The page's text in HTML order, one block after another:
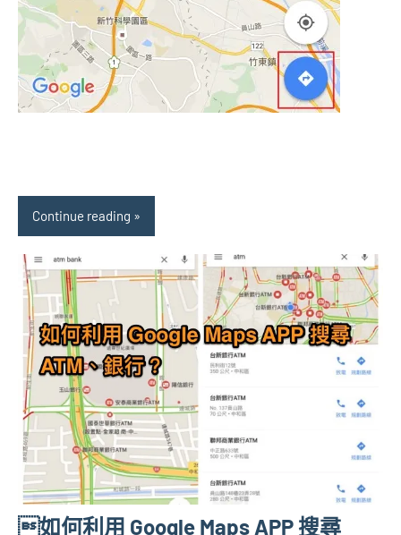
Continue reading
如何利用 Google Maps APP 搜尋